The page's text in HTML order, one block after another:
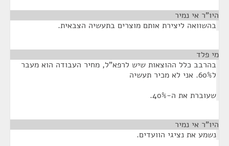
היו"ר אי נמיר
בהשוואה ליצירת אותם מוצרים בתעשיה הצבאית.
מי פלד
בהרבב כלל ההוצאות שיש לרפא"ל, מחיר העבודה הוא מעבר
ל60%. אני לא מכיר תעשיה
שעוברת את ה-40%.
היו"ר אי נמיר
נשמע את נציגי הוועדים.